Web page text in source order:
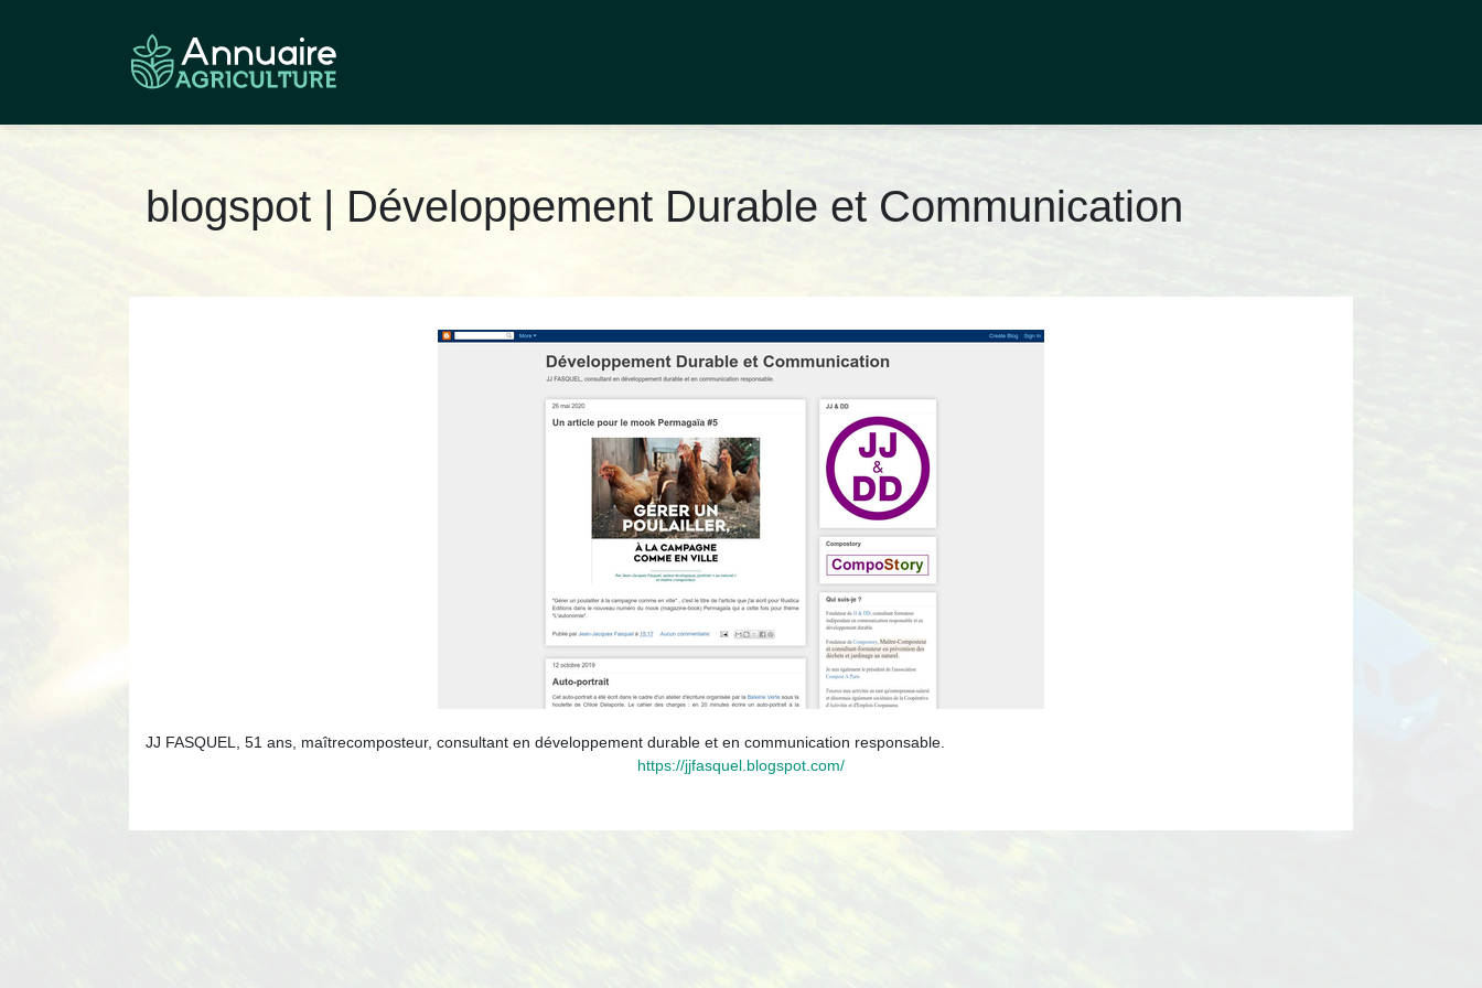
blogspot | Dévelop­pe­ment Durable et Com­munica­tion
JJ FASQUEL, 51 ans, maîtrecomposteur, consultant en développement durable et en communication responsable.
https://jjfasquel.blogspot.com/